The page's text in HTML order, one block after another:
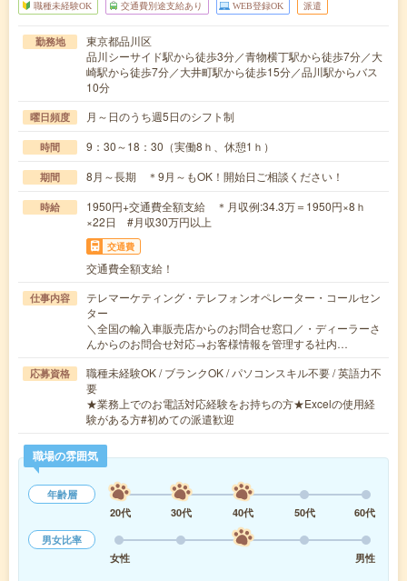
職種未経験OK 交通費別途支給あり WEB登録OK 派遣
勤務地
東京都品川区
品川シーサイド駅から徒歩3分／青物横丁駅から徒歩7分／大
崎駅から徒歩7分／大井町駅から徒歩15分／品川駅からバス
10分
曜日頻度 月～日のうち週5日のシフト制
時間 9：30～18：30（実働8ｈ、休憩1ｈ）
期間 8月～長期 ＊9月～もOK！開始日ご相談ください！
時給
1950円+交通費全額支給 ＊月収例:34.3万＝1950円×8ｈ
×22日 #月収30万円以上
交通費
交通費全額支給！
仕事内容
テレマーケティング・テレフォンオペレーター・コールセン
ター
＼全国の輸入車販売店からのお問合せ窓口／・ディーラーさ
んからのお問合せ対応→お客様情報を管理する社内…
応募資格
職種未経験OK / ブランクOK / パソコンスキル不要 / 英語力不
要
★業務上でのお電話対応経験をお持ちの方★Excelの使用経
験がある方#初めての派遣歓迎
職場の雰囲気
年齢層
20代
30代 40代 50代
60代
男女比率
女性
男性